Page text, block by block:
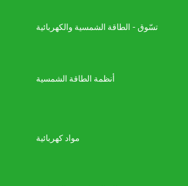
تسّوق - الطاقة الشمسية والكهربائية
أنظمة الطاقة الشمسية
مواد كهربائية